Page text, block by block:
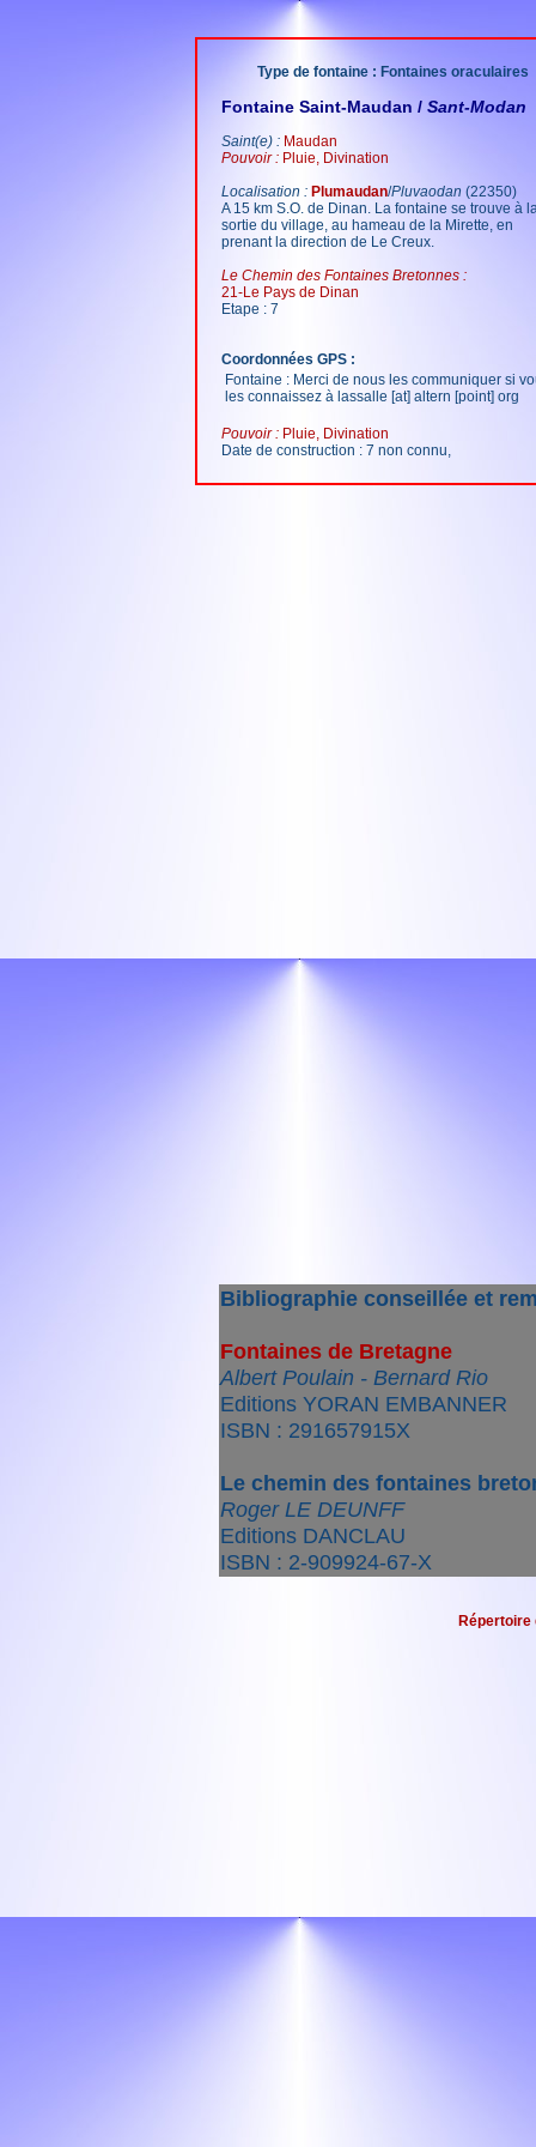
Type de fontaine : Fontaines oraculaires
Fontaine Saint-Maudan / Sant-Modan
Saint(e) : Maudan
Pouvoir : Pluie, Divination
Localisation : Plumaudan/Pluvaodan (22350)
A 15 km S.O. de Dinan. La fontaine se trouve à
sortie du village, au hameau de la Mirette, en
prenant la direction de Le Creux.
Le Chemin des Fontaines Bretonnes :
21-Le Pays de Dinan
Etape : 7
Coordonnées GPS :
Fontaine : Merci de nous les communiquer si
les connaissez à lassalle [at] altern [point] org
Pouvoir : Pluie, Divination
Date de construction : 7 non connu,
Bibliographie conseillée et
Fontaines de Bretagne
Albert Poulain - Bernard Rio
Editions YORAN EMBANNER
ISBN : 291657915X
Le chemin des fontaines
Roger LE DEUNFF
Editions DANCLAU
ISBN : 2-909924-67-X
Répertoire